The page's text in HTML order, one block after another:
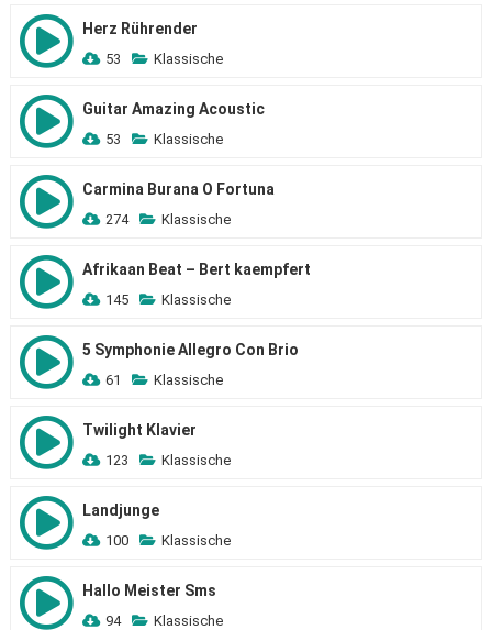
Herz Rührender
53 Klassische
Guitar Amazing Acoustic
53 Klassische
Carmina Burana O Fortuna
274 Klassische
Afrikaan Beat – Bert kaempfert
145 Klassische
5 Symphonie Allegro Con Brio
61 Klassische
Twilight Klavier
123 Klassische
Landjunge
100 Klassische
Hallo Meister Sms
94 Klassische